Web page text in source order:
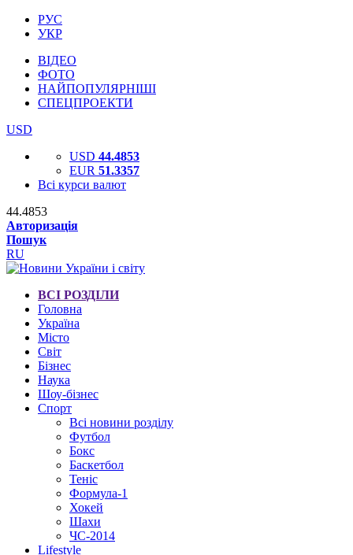
РУС
УКР
ВІДЕО
ФОТО
НАЙПОПУЛЯРНІШІ
СПЕЦПРОЕКТИ
USD
USD 44.4853
EUR 51.3357
Всі курси валют
44.4853
Авторизація
Пошук
RU
ВСІ РОЗДІЛИ
Головна
Україна
Місто
Світ
Бізнес
Наука
Шоу-бізнес
Спорт
Всі новини розділу
Футбол
Бокс
Баскетбол
Теніс
Формула-1
Хокей
Шахи
ЧС-2014
Lifestyle